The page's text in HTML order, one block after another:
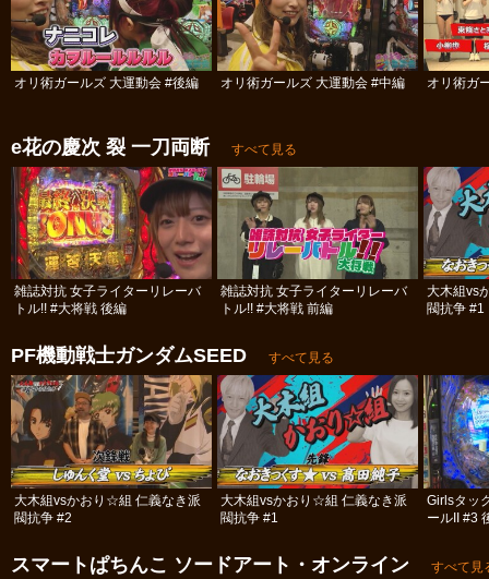
オリ術ガールズ 大運動会 #後編 オリ術ガールズ 大運動会 #中編 オリ術ガ
e花の慶次 裂 一刀両断 すべて見る
雑誌対抗 女子ライターリレーバ
トル!! #大将戦 後編
雑誌対抗 女子ライターリレーバ
トル!! #大将戦 前編
大木組vs
閥抗争 #1
PF機動戦士ガンダムSEED すべて見る
大木組vsかおり☆組 仁義なき派
閥抗争 #2
大木組vsかおり☆組 仁義なき派
閥抗争 #1
Girlsタッ
ールII #3
スマートぱちんこ ソードアート・オンライン すべて見